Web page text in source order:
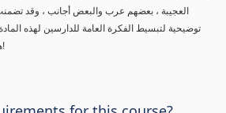
العجيبة ، بعضهم عرب والبعض أجانب ، وقد
توضيحية لتبسيط الفكرة العامة للدارسين لهذه
هذا العلم ، سوف يتحكم بالعالم!